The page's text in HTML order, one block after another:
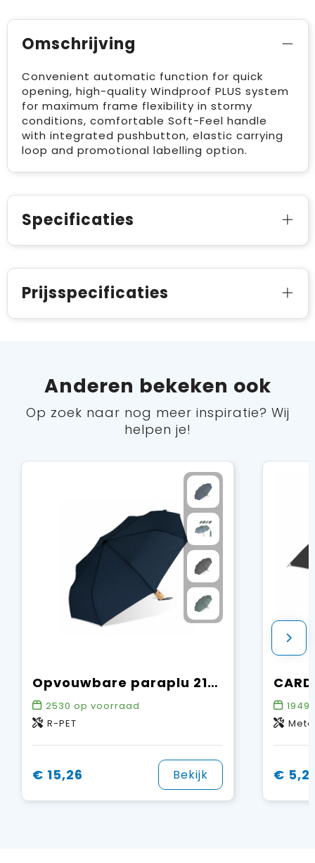
Omschrijving
Convenient automatic function for quick
opening, high-quality Windproof PLUS system
for maximum frame flexibility in stormy
conditions, comfortable Soft-Feel handle
with integrated pushbutton, elastic carrying
loop and promotional labelling option.
Specificaties
Prijsspecificaties
Anderen bekeken ook
Op zoek naar nog meer inspiratie? Wij
helpen je!
Opvouwbare paraplu 21” R-PET auto open
2530 op voorraad
R-PET
€ 15,26 Bekijk € 5,21